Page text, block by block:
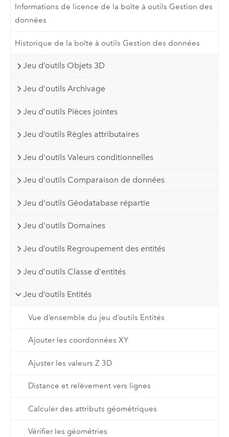
Informations de licence de la boîte à outils Gestion des
données
Historique de la boîte à outils Gestion des données
Jeu d’outils Objets 3D
Jeu d'outils Archivage
Jeu d'outils Pièces jointes
Jeu d’outils Règles attributaires
Jeu d'outils Valeurs conditionnelles
Jeu d'outils Comparaison de données
Jeu d'outils Géodatabase répartie
Jeu d'outils Domaines
Jeu d’outils Regroupement des entités
Jeu d'outils Classe d'entités
Jeu d’outils Entités
Vue d’ensemble du jeu d’outils Entités
Ajouter les coordonnées XY
Ajuster les valeurs Z 3D
Distance et relèvement vers lignes
Calculer des attributs géométriques
Vérifier les géométries